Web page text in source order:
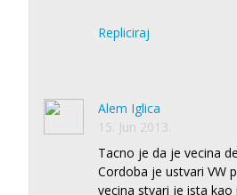
Repliciraj
Alem Iglica
15. Jun 2013.
Tacno je da je vecina
Cordoba je ustvari VW
vecina stvari je ista kao